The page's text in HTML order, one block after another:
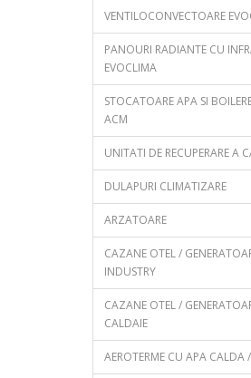
VENTILOCONVECTOARE
PANOURI RADIANTE CU
EVOCLIMA
STOCATOARE APA SI
ACM
UNITATI DE RECUPERARE A
DULAPURI CLIMATIZARE
ARZATOARE
CAZANE OTEL /
INDUSTRY
CAZANE OTEL /
CALDAIE
AEROTERME CU APA CALDA /